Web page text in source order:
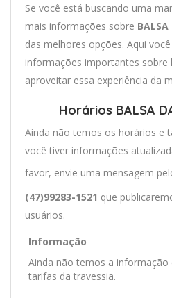
Se você está buscando uma
mais informações sobre
das melhores opções. Aqui
informações importantes
aproveitar essa experiência da
Horários BALSA
Ainda não temos os horários e
você tiver informações
favor, envie uma mensagem
(47)99283-1521 que
usuários.
Informação
Ainda não temos a
tarifas da travessia.